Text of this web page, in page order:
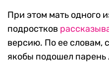
При этом мать одного
подростков
версию. По ее словам,
якобы подошел парень